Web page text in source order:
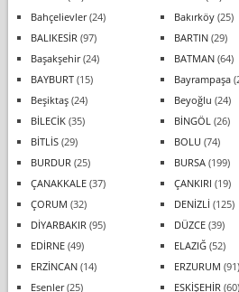
Bahçelievler(24) Bakırköy(25)
BALIKESİR (97) BARTIN(29)
Başakşehir(24) BATMAN(64)
BAYBURT(15) Bayrampaşa
Beşiktaş(24) Beyoğlu (24)
BİLECİK(35) BİNGÖL (26)
BİTLİS(29) BOLU (74)
BURDUR (25) BURSA(199)
ÇANAKKALE(37) ÇANKIRI (19)
ÇORUM (32) DENİZLİ (125)
DİYARBAKIR (95) DÜZCE(39)
EDİRNE(49) ELAZIĞ(52)
ERZİNCAN(14) ERZURUM (91)
Esenler(25) ESKİŞEHİR (60)